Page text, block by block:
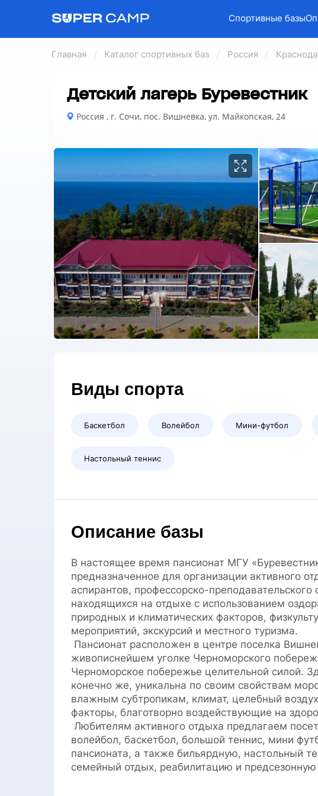
Спортивные базы
Главная Каталог спортивных баз Россия
Детский лагерь Буревестник
Россия , г. Сочи, пос. Вишневка, ул. Майкопская, 24
Виды спорта
Баскетбол Волейбол Мини-футбол
Настольный теннис
Описание базы
В настоящее время пансионат МГУ
предназначенное для организации активного
аспирантов, профессорско-
находящихся на отдыхе с использованием
природных и климатических факторов,
мероприятий, экскурсий и местного туризма.
Пансионат расположен в центре поселка
живописнейшем уголке Черноморского
Черноморское побережье целительной силой.
конечно же, уникальна по своим свойствам
влажным субтропикам, климат, целебный
факторы, благотворно воздействующие на
Любителям активного отдыха предлагаем
волейбол, баскетбол, большой теннис, мини
пансионата, а также бильярдную, настольный
семейный отдых, реабилитацию и предсезонную